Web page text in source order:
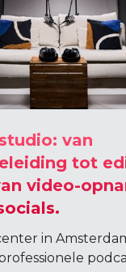
van
tot
video-
in